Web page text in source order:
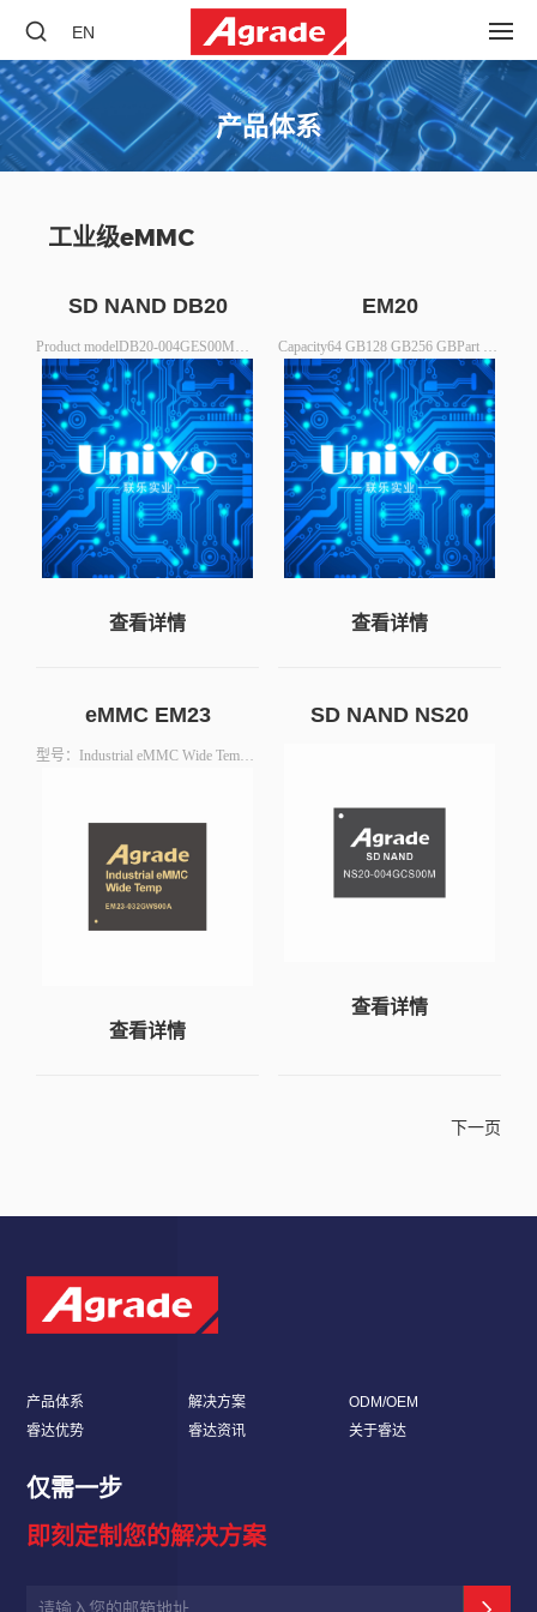
EN
产品体系
工业级eMMC
SD NAND DB20
Product modelDB20-004GES00MDB20-008GES00MCapacity4GB8GBActual Size3600MB7280MBSequential R/W(Note1)19.5/18 MB/S19.5/18 MB/SPackage6.20*8.00 (mm)6.20*8.00 (mm)
查看详情
EM20
Capacity64 GB128 GB256 GBPart NumberEM20-064GWS00TEM20-128GWS00TEM20-256GWS00TUser Capacity59648MB119280MB238560MBPackage Size11.5x13.0x1.0 (mm)11.5x13.0x1.0 (mm)11.5x13.0x1.0 (mm)Package Type153 FBGA153 FBGA153 FBGA
查看详情
eMMC EM23
查看详情
SD NAND NS20
查看详情
下一页
产品体系 解决方案
ODM/OEM
睿达优势
睿达资讯 关于睿达
仅需一步
即刻定制您的解决方案